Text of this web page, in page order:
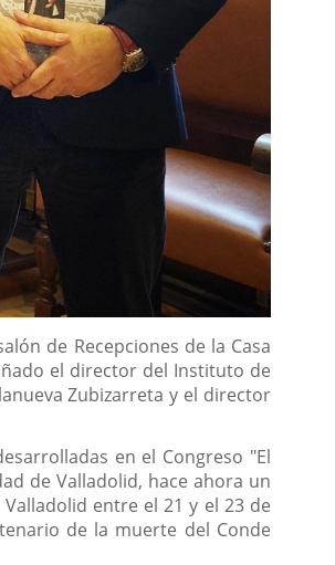
de Recepciones de la Casa
el director del Instituto de
Zubizarreta y el director
en el Congreso "El
de Valladolid, hace ahora un
entre el 21 y el 23 de
de la muerte del Conde